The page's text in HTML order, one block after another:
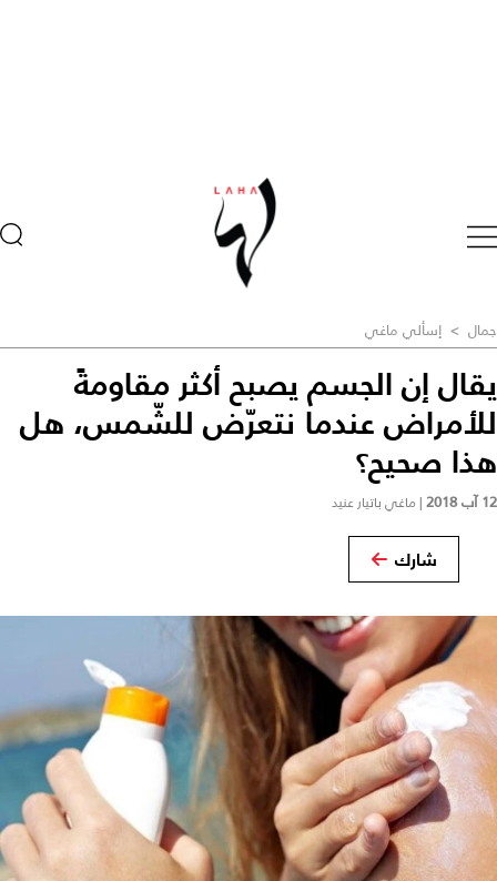
جمال > إسألي ماغي
يقال إن الجسم يصبح أكثر مقاومةً
للأمراض عندما نتعرّض للشّمس، هل
هذا صحيح؟
12 آب 2018 | ماغي باتيار عنيد
شارك